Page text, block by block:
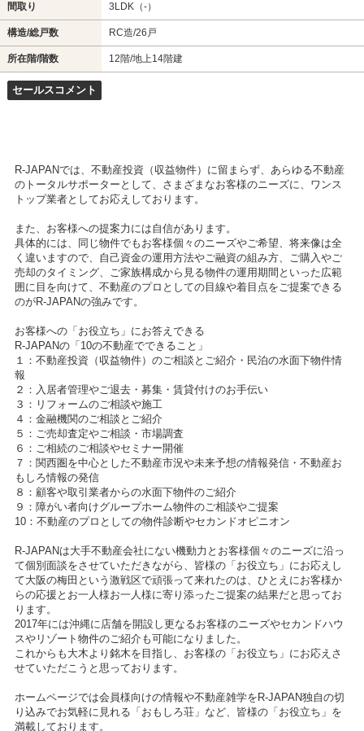
間取り 3LDK（-）
構造/総戸数 RC造/26戸
所在階/階数 12階/地上14階建
セールスコメント
R-JAPANでは、不動産投資（収益物件）に留まらず、あらゆる不動産
のトータルサポーターとして、さまざまなお客様のニーズに、ワンス
トップ業者としてお応えしております。
また、お客様への提案力には自信があります。
具体的には、同じ物件でもお客様個々のニーズやご希望、将来像は全
く違いますので、自己資金の運用方法やご融資の組み方、ご購入やご
売却のタイミング、ご家族構成から見る物件の運用期間といった広範
囲に目を向けて、不動産のプロとしての目線や着目点をご提案できる
のがR-JAPANの強みです。
お客様への「お役立ち」にお答えできる
R-JAPANの「10の不動産でできること」
１：不動産投資（収益物件）のご相談とご紹介・民泊の水面下物件情
報
２：入居者管理やご退去・募集・賃貸付けのお手伝い
３：リフォームのご相談や施工
４：金融機関のご相談とご紹介
５：ご売却査定やご相談・市場調査
６：ご相続のご相談やセミナー開催
７：関西圏を中心とした不動産市況や未来予想の情報発信・不動産お
もしろ情報の発信
８：顧客や取引業者からの水面下物件のご紹介
９：障がい者向けグループホーム物件のご相談やご提案
10：不動産のプロとしての物件診断やセカンドオピニオン
R-JAPANは大手不動産会社にない機動力とお客様個々のニーズに沿っ
て個別面談をさせていただきながら、皆様の「お役立ち」にお応えし
て大阪の梅田という激戦区で頑張って来れたのは、ひとえにお客様か
らの応援とお一人様お一人様に寄り添ったご提案の結果だと思ってお
ります。
2017年には沖縄に店舗を開設し更なるお客様のニーズやセカンドハウ
スやリゾート物件のご紹介も可能になりました。
これからも大木より銘木を目指し、お客様の「お役立ち」にお応えさ
せていただこうと思っております。
ホームページでは会員様向けの情報や不動産雑学をR-JAPAN独自の切
り込みでお気軽に見れる「おもしろ荘」など、皆様の「お役立ち」を
満載しております。